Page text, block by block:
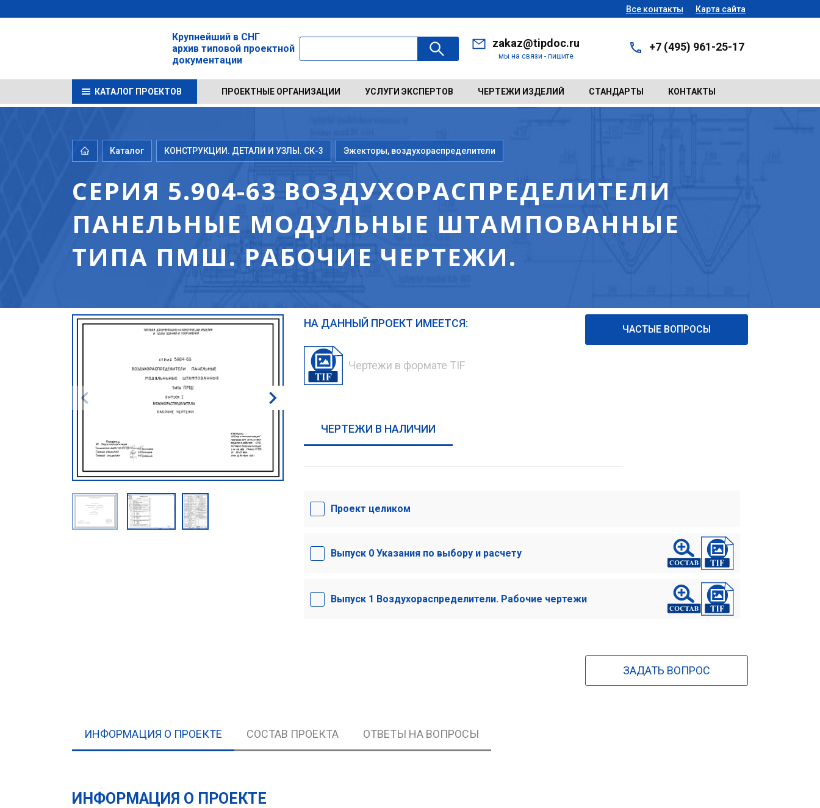
Все контакты Карта сайта
Крупнейший в СНГ
архив типовой проектной
документации
zakaz@tipdoc.ru
мы на связи - пишите
+7 (495) 961-25-17
КАТАЛОГ ПРОЕКТОВ ПРОЕКТНЫЕ ОРГАНИЗАЦИИ УСЛУГИ ЭКСПЕРТОВ ЧЕРТЕЖИ ИЗДЕЛИЙ СТАНДАРТЫ КОНТАКТЫ
Каталог КОНСТРУКЦИИ. ДЕТАЛИ И УЗЛЫ. СК-3 Эжекторы, воздухораспределители
СЕРИЯ 5.904-63 ВОЗДУХОРАСПРЕДЕЛИТЕЛИ
ПАНЕЛЬНЫЕ МОДУЛЬНЫЕ ШТАМПОВАННЫЕ
ТИПА ПМШ. РАБОЧИЕ ЧЕРТЕЖИ.
НА ДАННЫЙ ПРОЕКТ ИМЕЕТСЯ:
Чертежи в формате TIF
ЧАСТЫЕ ВОПРОСЫ
ЧЕРТЕЖИ В НАЛИЧИИ
Проект целиком
Выпуск 0 Указания по выбору и расчету
Выпуск 1 Воздухораспределители. Рабочие чертежи
ЗАДАТЬ ВОПРОС
ИНФОРМАЦИЯ О ПРОЕКТЕ СОСТАВ ПРОЕКТА ОТВЕТЫ НА ВОПРОСЫ
ИНФОРМАЦИЯ О ПРОЕКТЕ